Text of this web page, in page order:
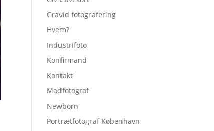
Gravid fotografering
Hvem?
Industrifoto
Konfirmand
Kontakt
Madfotograf
Newborn
Portrætfotograf København